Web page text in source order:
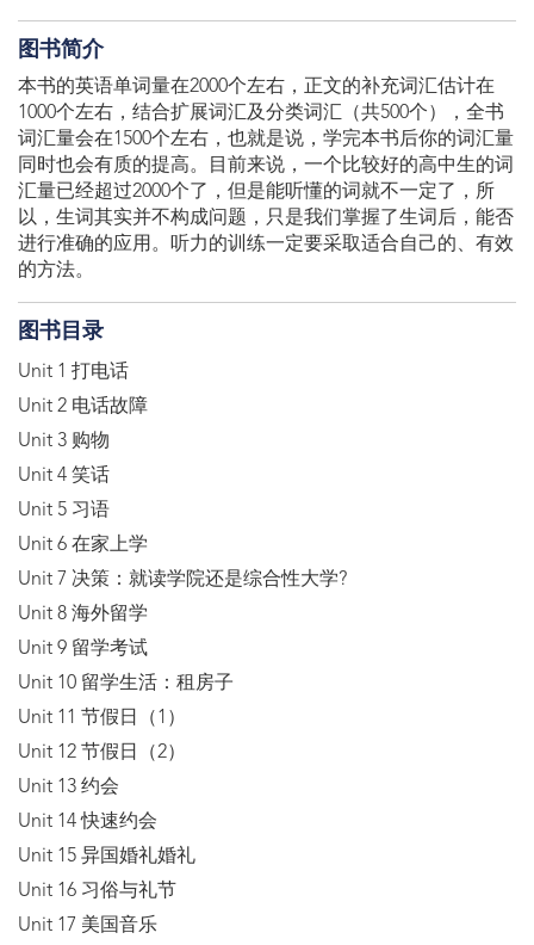
图书简介
本书的英语单词量在2000个左右，正文的补充词汇估计在
1000个左右，结合扩展词汇及分类词汇（共500个），全书
词汇量会在1500个左右，也就是说，学完本书后你的词汇量
同时也会有质的提高。目前来说，一个比较好的高中生的词
汇量已经超过2000个了，但是能听懂的词就不一定了，所
以，生词其实并不构成问题，只是我们掌握了生词后，能否
进行准确的应用。听力的训练一定要采取适合自己的、有效
的方法。
图书目录
Unit 1 打电话
Unit 2 电话故障
Unit 3 购物
Unit 4 笑话
Unit 5 习语
Unit 6 在家上学
Unit 7 决策：就读学院还是综合性大学?
Unit 8 海外留学
Unit 9 留学考试
Unit 10 留学生活：租房子
Unit 11 节假日（1）
Unit 12 节假日（2）
Unit 13 约会
Unit 14 快速约会
Unit 15 异国婚礼婚礼
Unit 16 习俗与礼节
Unit 17 美国音乐